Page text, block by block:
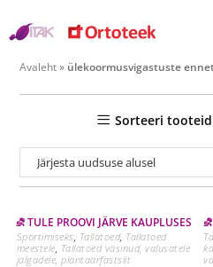
Avaleht» ülekoormusvigastuste
Sorteeri tooteid
⛐ TULE PROOVI JÄRVE KAUPLUSES
Sportimiseks Tallatoed, Tallatoed
meestele Tallatoed väsinud, valusatele
jalgadele, plantaarfastsiit
⛐